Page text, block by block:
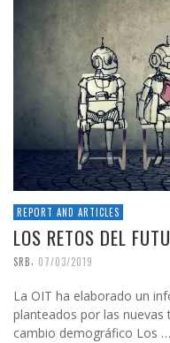
REPORT AND ARTICLES
LOS RETOS DEL
SRB, 07/03/2019
La OIT ha elaborado un
planteados por las
cambio demográfico Los …